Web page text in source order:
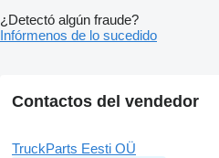
¿Detectó algún fraude?
Infórmenos de lo sucedido
Contactos del vendedor
TruckParts Eesti OÜ